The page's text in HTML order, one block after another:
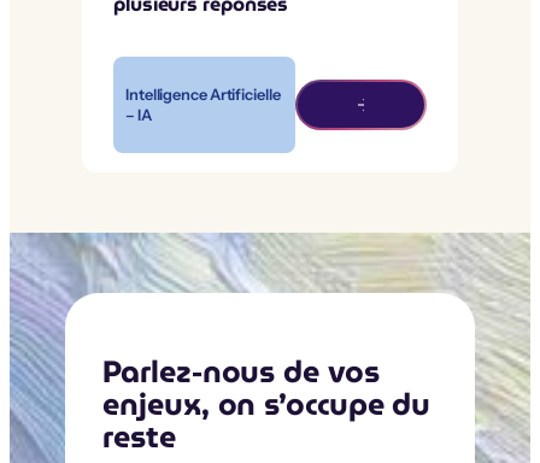
Intelligence Artificielle
– IA
Parlez-nous de vos
enjeux, on s’occupe du
reste